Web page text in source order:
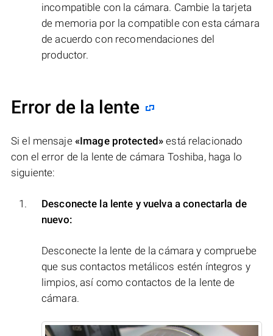
incompatible con la cámara. Cambie la tarjeta
de memoria por la compatible con esta cámara
de acuerdo con recomendaciones del
productor.
Error de la lente
Si el mensaje «Image protected» está relacionado
con el error de la lente de cámara Toshiba, haga lo
siguiente:
Desconecte la lente y vuelva a conectarla de
nuevo:
Desconecte la lente de la cámara y compruebe
que sus contactos metálicos estén íntegros y
limpios, así como contactos de la lente de
cámara.